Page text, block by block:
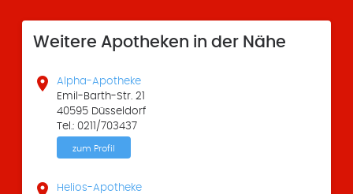
Weitere Apotheken in der Nähe

Alpha-Apotheke
Emil-Barth-Str. 21
40595 Düsseldorf
Tel.: 0211/703437
zum Profil
Helios-Apotheke